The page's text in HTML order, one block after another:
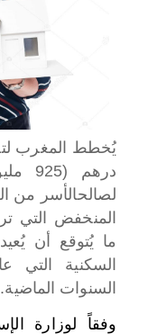
لصالحالأسر من
المنخفض التي
ما يُتوقع أن
السكنية
السنوات الماضية.
وفقاً لوزارة